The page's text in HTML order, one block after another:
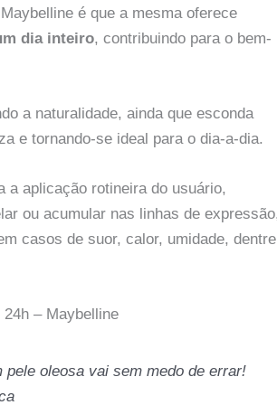
é que a mesma oferece
dia inteiro, contribuindo para o bem-
a naturalidade, ainda que esconda
e tornando-se ideal para o dia-a-dia.
a aplicação rotineira do usuário,
ou acumular nas linhas de
casos de suor, calor, umidade, dentre
– Maybelline
oleosa vai sem medo de errar!